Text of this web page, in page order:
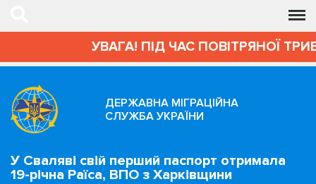
УВАГА! ПІД ЧАС ПОВІТРЯНОЇ
ДЕРЖАВНА МІГРАЦІЙНА
СЛУЖБА УКРАЇНИ
У Сваляві свій перший паспорт отримала
19-річна Раїса, ВПО з Харківщини